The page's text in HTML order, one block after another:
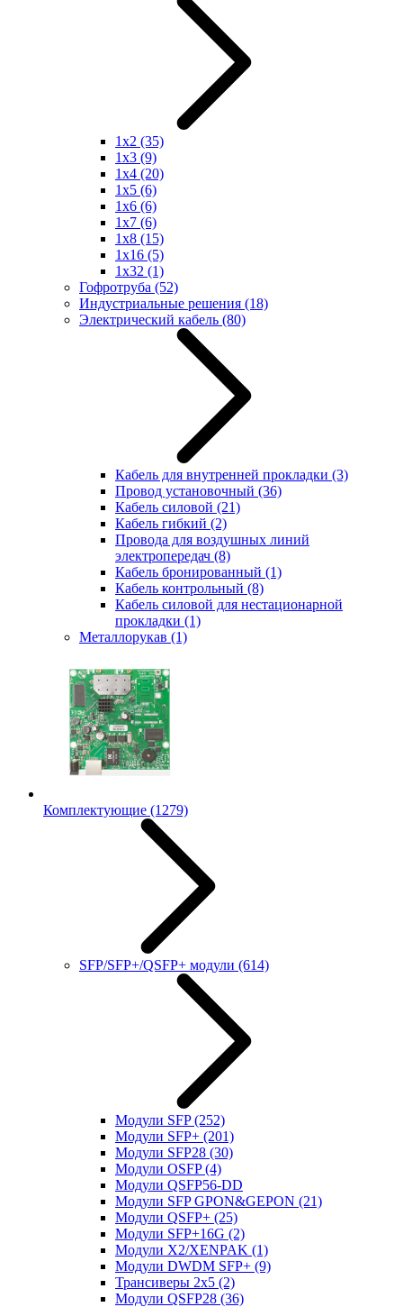
1x2 (35)
1x3 (9)
1x4 (20)
1x5 (6)
1x6 (6)
1x7 (6)
1x8 (15)
1x16 (5)
1x32 (1)
Гофротруба (52)
Индустриальные решения (18)
Электрический кабель (80)
Кабель для внутренней прокладки (3)
Провод установочный (36)
Кабель силовой (21)
Кабель гибкий (2)
Провода для воздушных линий
электропередач (8)
Кабель бронированный (1)
Кабель контрольный (8)
Кабель силовой для нестационарной
прокладки (1)
Металлорукав (1)
Комплектующие (1279)
SFP/SFP+/QSFP+ модули (614)
Модули SFP(252)
Модули SFP+ (201)
Модули SFP28 (30)
Модули OSFP(4)
Модули QSFP56-DD
Модули SFP GPON&GEPON (21)
Модули QSFP+ (25)
Модули SFP+16G (2)
Модули X2/XENPAK (1)
Модули DWDM SFP+ (9)
Трансиверы 2x5 (2)
Модули QSFP28 (36)